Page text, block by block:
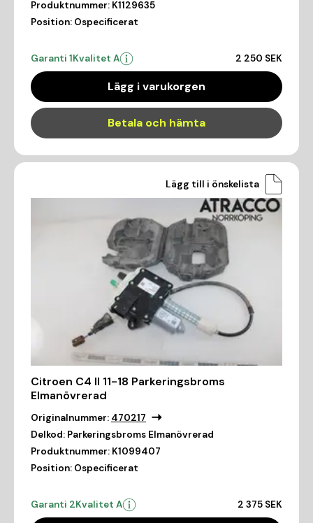
Produktnummer: K1129635
Position: Ospecificerat
Garanti 1Kvalitet A 2 250 SEK
Lägg i varukorgen
Betala och hämta
Lägg till i önskelista
Citroen C4 II 11-18 Parkeringsbroms
Elmanövrerad
Originalnummer: 470217
Delkod: Parkeringsbroms Elmanövrerad
Produktnummer: K1099407
Position: Ospecificerat
Garanti 2Kvalitet A 2 375 SEK